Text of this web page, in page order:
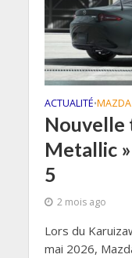
ACTUALITÉ•MAZDA
Nouvelle
Metallic
5
2 mois ago
Lors du
mai 2026,